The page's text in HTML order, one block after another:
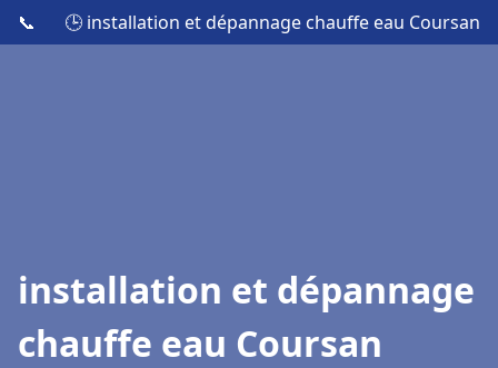
📞 🕒 installation et dépannage chauffe eau Coursan
installation et dépannage
chauffe eau Coursan